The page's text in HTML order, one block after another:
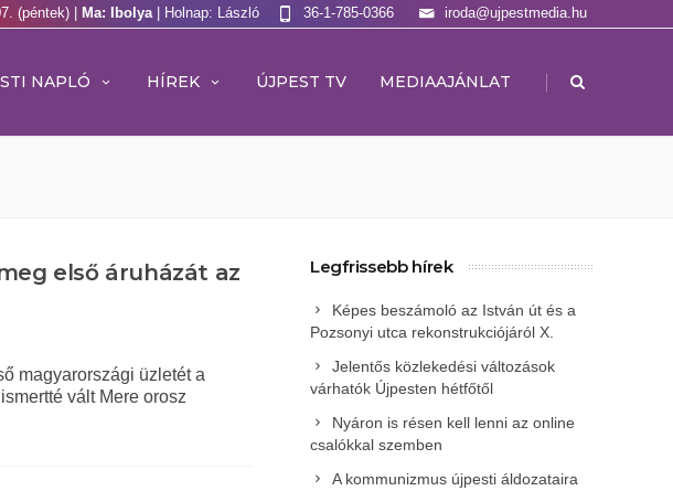
(péntek) | Ma: Ibolya | Holnap: László iroda@ujpestmedia.hu
36-1-785-0366
NAPLÓ HÍREK ÚJPEST TV MEDIAAJÁNLAT |
első áruházát az
magyarországi üzletét a
vált Mere orosz
Legfrissebb hírek
Képes beszámoló az István út és a
Pozsonyi utca rekonstrukciójáról X.
Jelentős közlekedési változások
várhatók Újpesten hétfőtől
Nyáron is résen kell lenni az online
csalókkal szemben
A kommunizmus újpesti áldozataira